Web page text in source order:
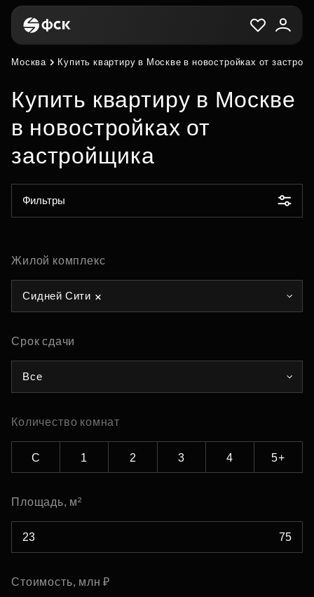
Москва Купить квартиру в Москве в новостройках от
Купить квартиру в Москве
в новостройках от
застройщика
Фильтры
Жилой комплекс
Сидней Сити
Срок сдачи
Все
Количество комнат
С 1 2 3 4 5+
Площадь, м²
Стоимость, млн ₽